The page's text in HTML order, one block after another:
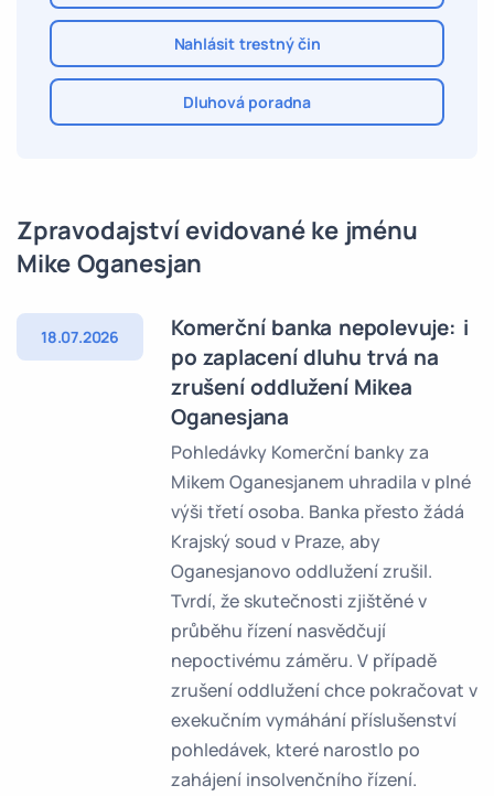
Nahlásit trestný čin
Dluhová poradna
Zpravodajství evidované ke jménu
Mike Oganesjan
18.07.2026
Komerční banka nepolevuje: i
po zaplacení dluhu trvá na
zrušení oddlužení Mikea
Oganesjana
Pohledávky Komerční banky za
Mikem Oganesjanem uhradila v plné
výši třetí osoba. Banka přesto žádá
Krajský soud v Praze, aby
Oganesjanovo oddlužení zrušil.
Tvrdí, že skutečnosti zjištěné v
průběhu řízení nasvědčují
nepoctivému záměru. V případě
zrušení oddlužení chce pokračovat v
exekučním vymáhání příslušenství
pohledávek, které narostlo po
zahájení insolvenčního řízení.